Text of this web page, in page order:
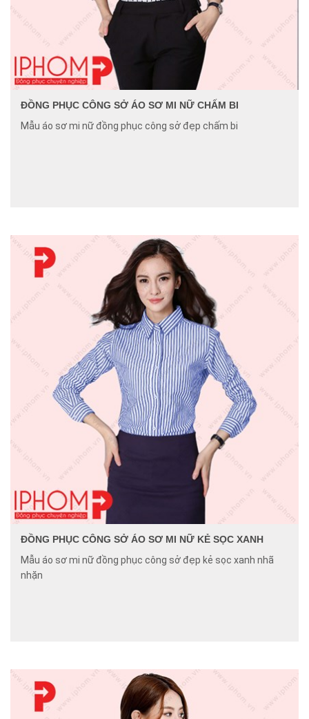
ĐỒNG PHỤC CÔNG SỞ ÁO SƠ MI NỮ CHẤM BI
Mẫu áo sơ mi nữ đồng phục công sở đẹp chấm bi
ĐỒNG PHỤC CÔNG SỞ ÁO SƠ MI NỮ KẺ SỌC XANH
Mẫu áo sơ mi nữ đồng phục công sở đẹp kẻ sọc xanh nhã
nhặn